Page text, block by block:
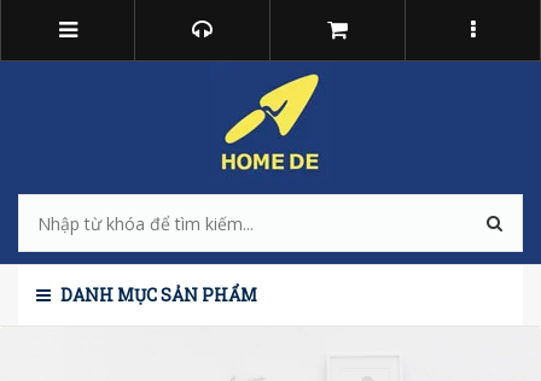
DANH MỤC SẢN PHẨM